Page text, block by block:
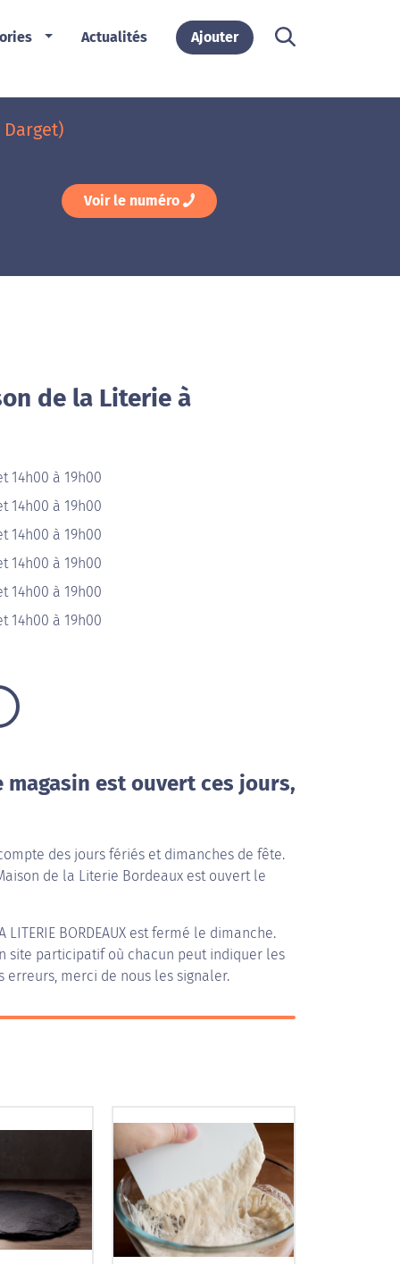
Actualités Ajouter
Voir le numéro
de la Literie à
14h00 à 19h00
14h00 à 19h00
14h00 à 19h00
14h00 à 19h00
14h00 à 19h00
14h00 à 19h00
est ouvert ces jours,
des jours fériés et dimanches de fête.
de la Literie Bordeaux est ouvert le
LITERIE BORDEAUX est fermé le dimanche.
site participatif où chacun peut indiquer les
erreurs, merci de nous les signaler.